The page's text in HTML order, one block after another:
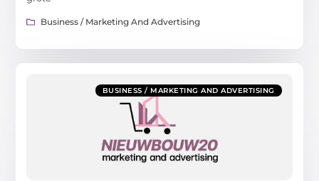
Business / Marketing And Advertising
BUSINESS / MARKETING AND ADVERTISING